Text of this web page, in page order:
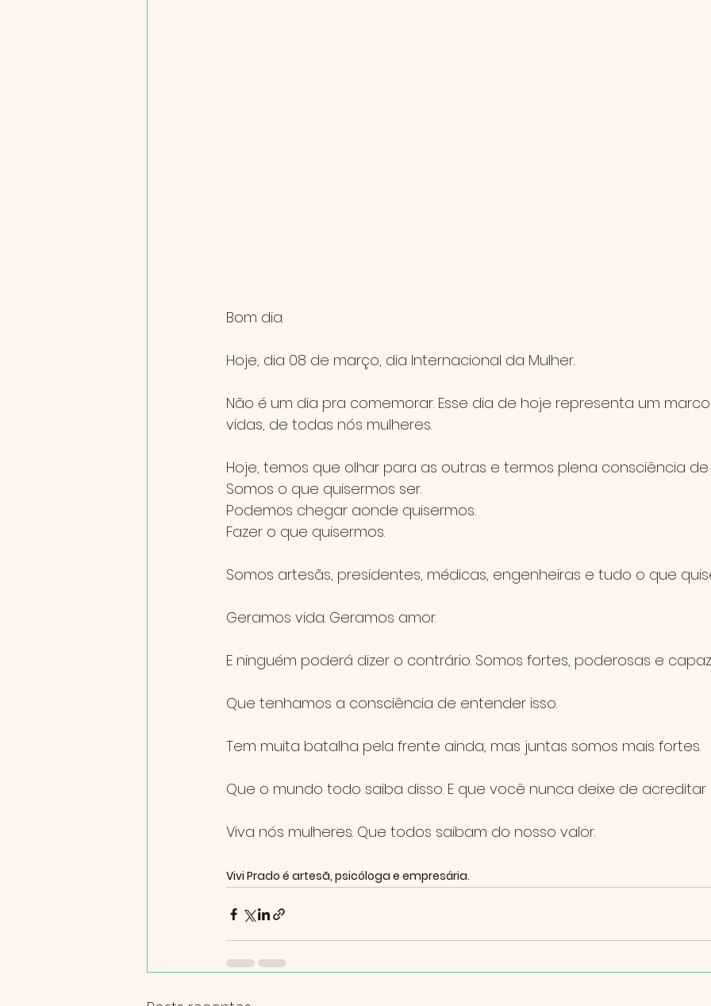
Bom dia.
Hoje, dia 08 de março, dia Internacional da Mulher.
Não é um dia pra comemorar. Esse dia de hoje representa um
vidas, de todas nós mulheres.
Hoje, temos que olhar para as outras e termos plena consciência de
Somos o que quisermos ser.
Podemos chegar aonde quisermos.
Fazer o que quisermos.
Somos artesãs, presidentes, médicas, engenheiras e tudo o que
Geramos vida. Geramos amor.
E ninguém poderá dizer o contrário. Somos fortes, poderosas e
Que tenhamos a consciência de entender isso.
Tem muita batalha pela frente ainda, mas juntas somos mais fortes.
Que o mundo todo saiba disso. E que você nunca deixe de acreditar
Viva nós mulheres. Que todos saibam do nosso valor.
Vivi Prado é artesã, psicóloga e empresária.